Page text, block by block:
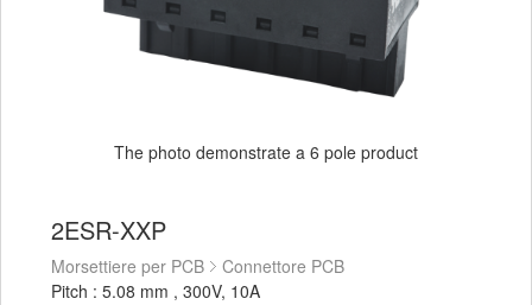
The photo demonstrate a 6 pole product
2ESR-XXP
Morsettiere per PCB
Connettore PCB
Pitch : 5.08 mm , 300V, 10A